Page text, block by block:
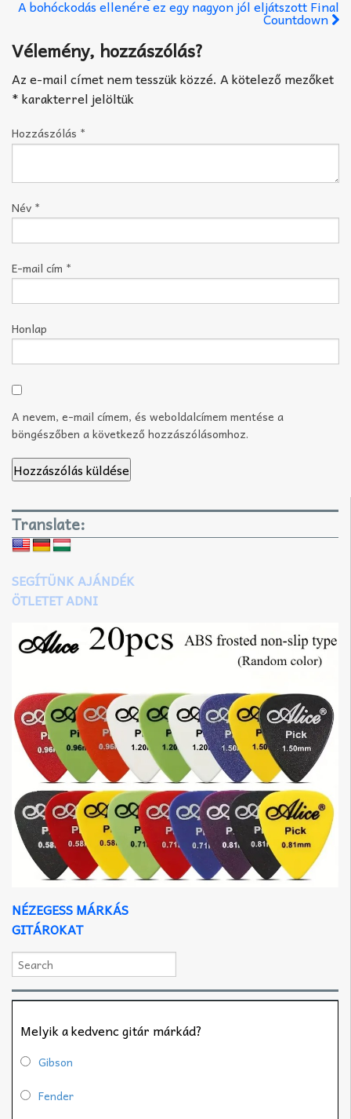
A bohóckodás ellenére ez egy nagyon jól eljátszott Final
Countdown
Vélemény, hozzászólás?
Az e-mail címet nem tesszük közzé. A kötelező mezőket
*karakterrel jelöltük
Hozzászólás *
Név *
E-mail cím *
Honlap
A nevem, e-mail címem, és weboldalcímem mentése a
böngészőben a következő hozzászólásomhoz.
Translate:
SEGÍTÜNK AJÁNDÉK
ÖTLETET ADNI
NÉZEGESS MÁRKÁS
GITÁROKAT
Melyik a kedvenc gitár márkád?
Gibson
Fender